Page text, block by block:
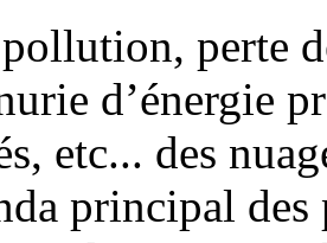
perte
d’énergie
etc... des
principal